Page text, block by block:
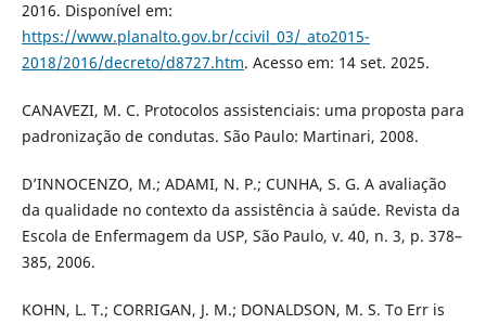
2016. Disponível em:
https://www.planalto.gov.br/ccivil_03/_ato2015-
2018/2016/decreto/d8727.htm. Acesso em: 14 set. 2025.
CANAVEZI, M. C. Protocolos assistenciais: uma proposta para
padronização de condutas. São Paulo: Martinari, 2008.
D’INNOCENZO, M.; ADAMI, N. P.; CUNHA, S. G. A avaliação
da qualidade no contexto da assistência à saúde. Revista da
Escola de Enfermagem da USP, São Paulo, v. 40, n. 3, p. 378–
385, 2006.
KOHN, L. T.; CORRIGAN, J. M.; DONALDSON, M. S. To Err is